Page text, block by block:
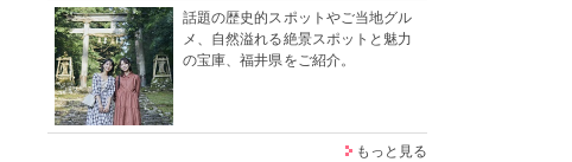
話題の歴史的スポットやご当地グル
メ、自然溢れる絶景スポットと魅力
の宝庫、福井県をご紹介。
もっと見る